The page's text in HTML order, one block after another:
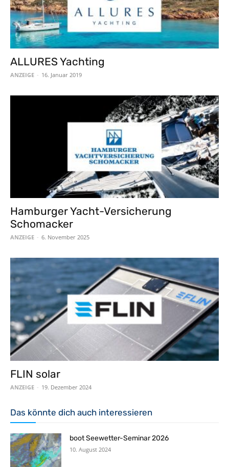
ALLURES Yachting
ANZEIGE - 16. Januar 2019
Hamburger Yacht-Versicherung
Schomacker
ANZEIGE - 6. November 2025
FLIN solar
ANZEIGE - 19. Dezember 2024
Das könnte dich auch interessieren
boot Seewetter-Seminar 2026
10. August 2024